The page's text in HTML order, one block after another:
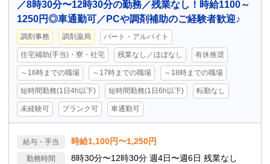
／8時30分〜12時30分の勤務／残業なし！時給1100～
1250円◎車通勤可／PCや調剤補助のご経験者歓迎♪
調剤事務 調剤薬局 パート・アルバイト
住宅補助(手当)・寮・社宅 残業なし／ほぼなし 有休推奨
～16時までの職場 ～17時までの職場 ～18時までの職場
短時間勤務(1日4h以下) 短時間勤務(1日6h以下) 転勤なし
未経験可 ブランク可 車通勤可
給与・手当 時給1,100円〜1,250円
勤務時間 8時30分〜12時30分 週4日〜週6日 残業なし